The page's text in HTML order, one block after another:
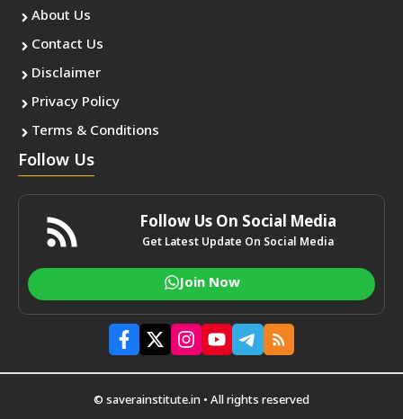
About Us
Contact Us
Disclaimer
Privacy Policy
Terms & Conditions
Follow Us
Follow Us On Social Media
Get Latest Update On Social Media
Join Now
© saverainstitute.in • All rights reserved